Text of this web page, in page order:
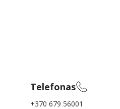
Telefonas
+370 679 56001